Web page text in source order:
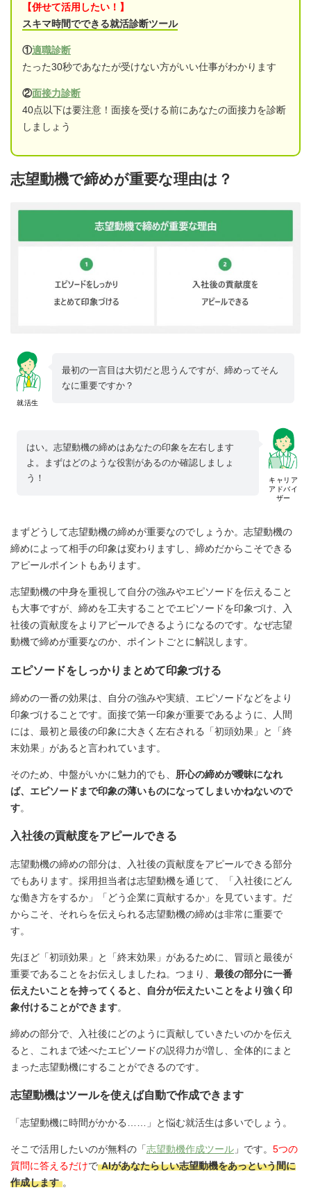
【併せて活用したい！】
スキマ時間でできる就活診断ツール
①適職診断
たった30秒であなたが受けない方がいい仕事がわかります
②面接力診断
40点以下は要注意！面接を受ける前にあなたの面接力を診断
しましょう
志望動機で締めが重要な理由は？
就活生
最初の一言目は大切だと思うんですが、締めってそん
なに重要ですか？
キャリア
アドバイ
ザー
はい。志望動機の締めはあなたの印象を左右します
よ。まずはどのような役割があるのか確認しましょ
う！
まずどうして志望動機の締めが重要なのでしょうか。志望動機の
締めによって相手の印象は変わりますし、締めだからこそできる
アピールポイントもあります。
志望動機の中身を重視して自分の強みやエピソードを伝えること
も大事ですが、締めを工夫することでエピソードを印象づけ、入
社後の貢献度をよりアピールできるようになるのです。なぜ志望
動機で締めが重要なのか、ポイントごとに解説します。
エピソードをしっかりまとめて印象づける
締めの一番の効果は、自分の強みや実績、エピソードなどをより
印象づけることです。面接で第一印象が重要であるように、人間
には、最初と最後の印象に大きく左右される「初頭効果」と「終
末効果」があると言われています。
そのため、中盤がいかに魅力的でも、 肝心の締めが曖昧になれ
ば、エピソードまで印象の薄いものになってしまいかねないので
す。
入社後の貢献度をアピールできる
志望動機の締めの部分は、入社後の貢献度をアピールできる部分
でもあります。採用担当者は志望動機を通じて、「入社後にどん
な働き方をするか」「どう企業に貢献するか」を見ています。だ
からこそ、それらを伝えられる志望動機の締めは非常に重要で
す。
先ほど「初頭効果」と「終末効果」があるために、冒頭と最後が
重要であることをお伝えしましたね。つまり、 最後の部分に一番
伝えたいことを持ってくると、自分が伝えたいことをより強く印
象付けることができます。
締めの部分で、入社後にどのように貢献していきたいのかを伝え
ると、これまで述べたエピソードの説得力が増し、全体的にまと
まった志望動機にすることができるのです。
志望動機はツールを使えば自動で作成できます
「志望動機に時間がかかる……」と悩む就活生は多いでしょう。
そこで活用したいのが無料の「志望動機作成ツール 」です。 5つの
質問に答えるだけで AIがあなたらしい志望動機をあっという間に
作成します 。